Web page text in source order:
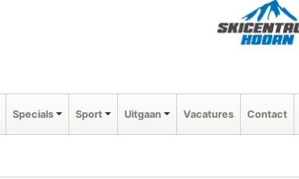
Specials Sport Uitgaan Vacatures Contact